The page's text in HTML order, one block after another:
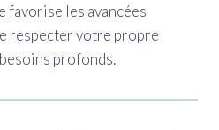
favorise les avancées
respecter votre propre
profonds.